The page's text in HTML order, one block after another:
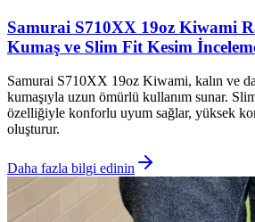
Samurai S710XX 19oz Kiwami
Kumaş ve Slim Fit Kesim
Samurai S710XX 19oz Kiwami, kalın ve
kumaşıyla uzun ömürlü kullanım sunar.
özelliğiyle konforlu uyum sağlar, yüksek
oluşturur.
Daha fazla bilgi edinin